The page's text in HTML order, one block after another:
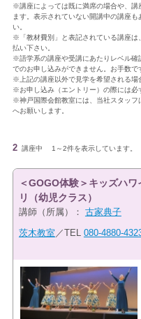
※講座によっては既に満席の場合や、講
ます。表示されていない開講中の講座
い。
※「教材費別」と表記されている講座は
払い下さい。
※語学系の講座や受講にあたりレベル確
でのお申し込みができません。お手数で
※上記の講座以外で見学を希望される場
※お申し込み（エントリー）の際には必
※神戸国際会館教室には、当社スタッフ
へお願いします。
2 講座中 1～2件を表示しています。
＜GOGO体験＞キッズハ
リ（幼児クラス）
講師（所属）： 古家典子
茨木教室 ／TEL 080-4880-